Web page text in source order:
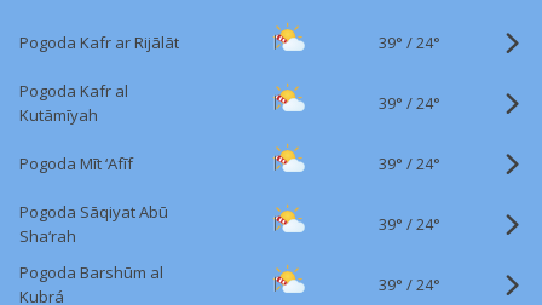
Pogoda Kafr ar Rijālāt 39° /24°
Pogoda Kafr al
Kutāmīyah
39° /24°
Pogoda Mīt ‘Afīf 39° /24°
Pogoda Sāqiyat Abū
Sha‘rah
39° /24°
Pogoda Barshūm al
Kubrá
39° /24°